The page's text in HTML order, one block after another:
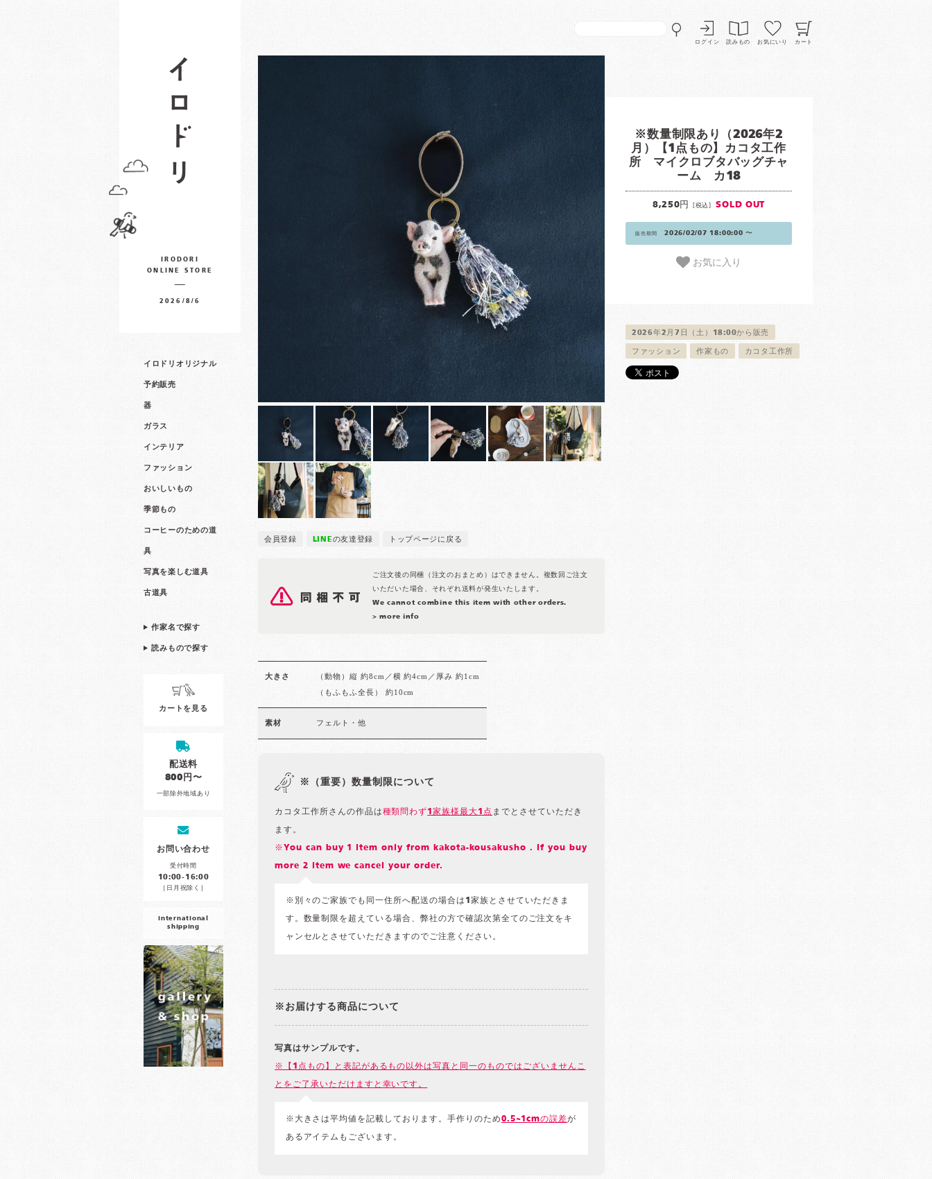
ログイン 読みもの お気にいり カート
IRODORI
ONLINE STORE
2026/8/6
イロドリオリジナル
予約販売
器
ガラス
インテリア
ファッション
おいしいもの
季節もの
コーヒーのための道
具
写真を楽しむ道具
古道具
作家名で探す
読みもので探す
カートを見る
配送料
800円〜
一部除外地域あり
お問い合わせ
受付時間
10:00-16:00
［日月祝除く］
international
shipping
会員登録 LINEの友達登録 トップページに戻る
ご注文後の同梱（注文のおまとめ）はできません。複数回ご注文
いただいた場合、それぞれ送料が発生いたします。
We cannot combine this item with other orders.
> more info
※数量制限あり（2026年2
月）【1点もの】カコタ工作
所 マイクロブタバッグチャ
ーム カ18
8,250円 [税込] SOLD OUT
販売期間 2026/02/07 18:00:00 〜
お気に入り
2026年2月7日（土）18:00から販売
ファッション 作家もの カコタ工作所
大きさ
（動物）縦 約8cm／横 約4cm／厚み 約1cm
（もふもふ全長） 約10cm
素材 フェルト・他
※（重要）数量制限について
カコタ工作所さんの作品は種類問わず1家族様最大1点 までとさせていただき
ます。
※You can buy 1 item only from kakota-kousakusho . If you buy
more 2 item we cancel your order.
※別々のご家族でも同一住所へ配送の場合は1家族とさせていただきま
す。数量制限を超えている場合、弊社の方で確認次第全てのご注文をキ
ャンセルとさせていただきますのでご注意ください。
※お届けする商品について
写真はサンプルです。
※【1点もの】と表記があるもの以外は写真と同一のものではございませんこ
とをご了承いただけますと幸いです。
※大きさは平均値を記載しております。手作りのため0.5~1cmの誤差が
あるアイテムもございます。